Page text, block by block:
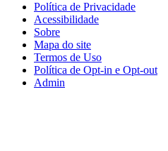
Política de Privacidade
Acessibilidade
Sobre
Mapa do site
Termos de Uso
Política de Opt-in e Opt-out
Admin